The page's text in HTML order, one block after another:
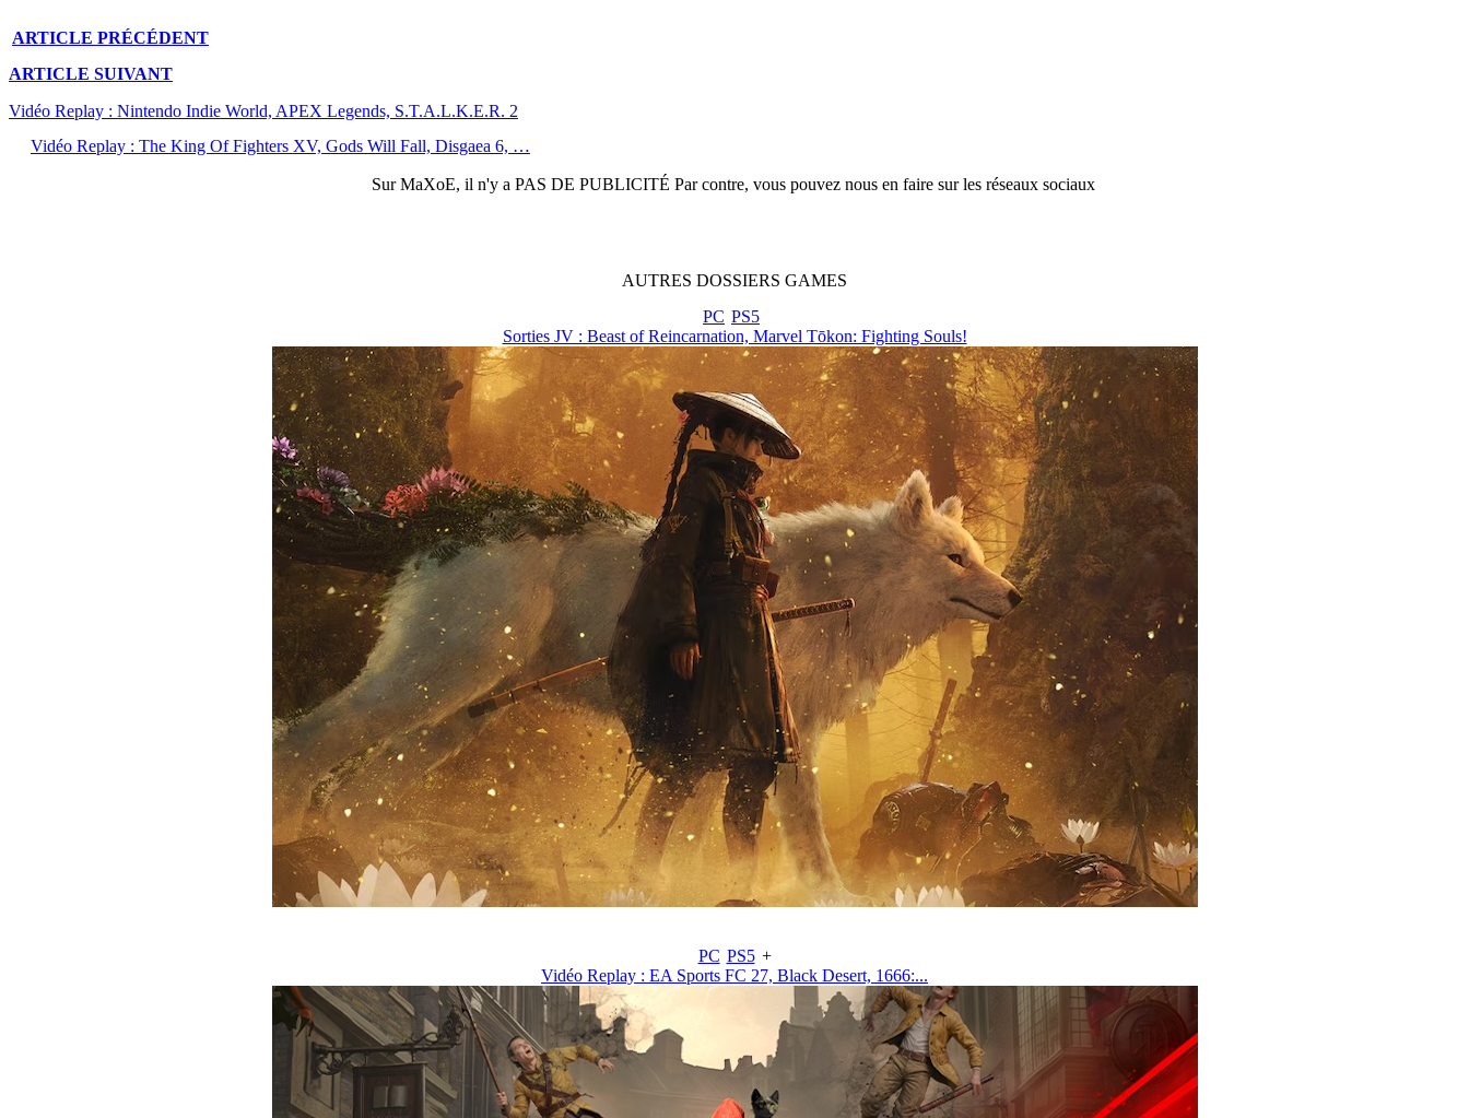
ARTICLE PRÉCÉDENT
ARTICLE SUIVANT
Vidéo Replay : Nintendo Indie World, APEX Legends, S.T.A.L.K.E.R. 2
Vidéo Replay : The King Of Fighters XV, Gods Will Fall, Disgaea 6, …
SurMaXoE, il n'y a PAS DE PUBLICITÉ Par contre, vous pouvez nous en faire sur les réseaux sociaux
AUTRES DOSSIERS GAMES
PC PS5
Sorties JV : Beast of Reincarnation, Marvel Tōkon: Fighting Souls!
PC PS5 +
Vidéo Replay : EA Sports FC 27, Black Desert, 1666:...